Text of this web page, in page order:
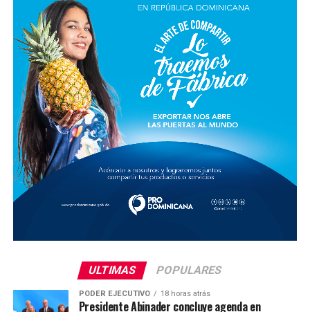
ULTIMAS POPULARES
PODER EJECUTIVO 18 horas atrás
Presidente Abinader concluye agenda en